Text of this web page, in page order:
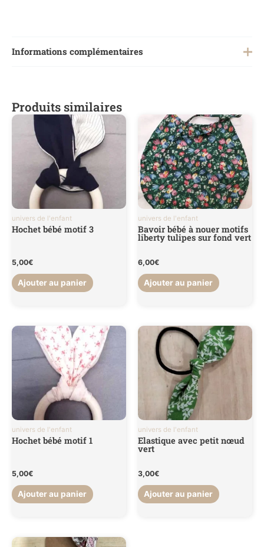
Informations complémentaires
Produits similaires
univers de l'enfant
Hochet bébé motif 3
5,00€
Ajouter au panier
univers de l'enfant
Bavoir bébé à nouer motifs
liberty tulipes sur fond vert
6,00€
Ajouter au panier
univers de l'enfant
Hochet bébé motif 1
5,00€
Ajouter au panier
univers de l'enfant
Elastique avec petit nœud
vert
3,00€
Ajouter au panier